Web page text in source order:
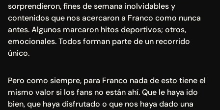
sorprendieron, fines de semana inolvidables y
contenidos que nos acercaron a Franco como nunca
antes. Algunos marcaron hitos deportivos; otros,
emocionales. Todos forman parte de un recorrido
único.
Pero como siempre, para Franco nada de esto tiene el
mismo valor si los fans no están ahí. Que le haya ido
bien, que haya disfrutado o que nos haya dado una